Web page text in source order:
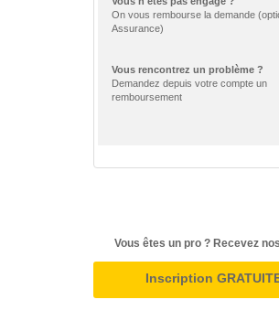
On vous rembourse la demande
Assurance)
Vous rencontrez un problème ?
Demandez depuis votre compte un
remboursement
Vous êtes un pro ? Recevez
Inscription